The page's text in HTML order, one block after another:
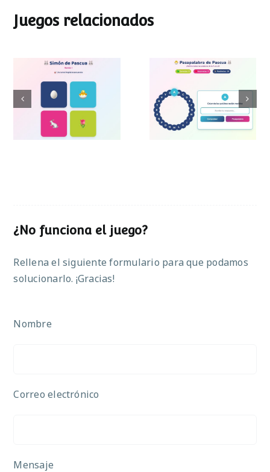
Juegos relacionados
Simon de Pascua
Pasapalabra de
Pascua
¿No funciona el juego?
Rellena el siguiente formulario para que podamos
solucionarlo. ¡Gracias!
Nombre
Correo electrónico
Mensaje